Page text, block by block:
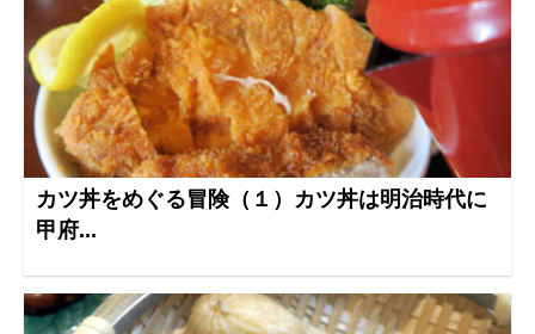
カツ丼をめぐる冒険（１）カツ丼は明治時代に
甲府...